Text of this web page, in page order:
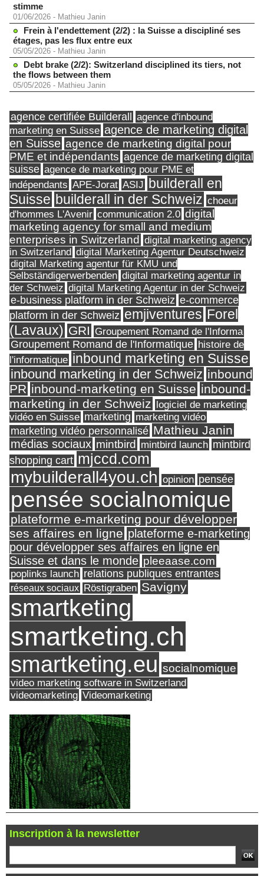
stimme
01/06/2026 - Mathieu Janin
Frein à l'endettement (2/2) : la Suisse a discipliné ses
étages, pas les flux entre eux
05/05/2026 - Mathieu Janin
Debt brake (2/2): Switzerland disciplined its tiers, not
the flows between them
05/05/2026 - Mathieu Janin
agence certifiée Builderall
agence d'inbound
marketing en Suisse agence de marketing digital
en Suisse agence de marketing digital pour
PME et indépendants agence de marketing digital
suisse agence de marketing pour PME et
indépendants APE-Jorat ASIJ builderall en
Suisse builderall in der Schweiz choeur
d'hommes L'Avenir communication 2.0 digital
marketing agency for small and medium
enterprises in Switzerland digital marketing agency
in Switzerland digital Marketing Agentur Deutschweiz
digital Marketing agentur für KMU und
Selbständigerwerbenden digital marketing agentur in
der Schweiz digital Marketing Agentur in der Schweiz
e-business platform in der Schweiz e-commerce
platform in der Schweiz emjiventures Forel
(Lavaux) GRI Groupement Romand de l'Informa
Groupement Romand de l'Informatique histoire de
l'informatique inbound marketing en Suisse
inbound marketing in der Schweiz inbound
PR inbound-marketing en Suisse inbound-
marketing in der Schweiz logiciel de marketing
vidéo en Suisse marketing marketing vidéo
marketing vidéo personnalisé Mathieu Janin
médias sociaux mintbird mintbird launch mintbird
shopping cart mjccd.com
mybuilderall4you.ch opinion pensée
pensée socialnomique
plateforme e-marketing pour développer
ses affaires en ligne plateforme e-marketing
pour développer ses affaires en ligne en
Suisse et dans le monde pleeaase.com
poplinks launch relations publiques entrantes
réseaux sociaux Röstigraben Savigny
smartketing
smartketing.ch
smartketing.eu socialnomique
video marketing software in Switzerland
videomarketing Videomarketing
Inscription à la newsletter